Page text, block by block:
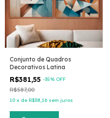
Conjunto de Quadros
Decorativos Latina
R$381,55 -35% OFF
R$587,00
10 x de R$38,16 sem juros